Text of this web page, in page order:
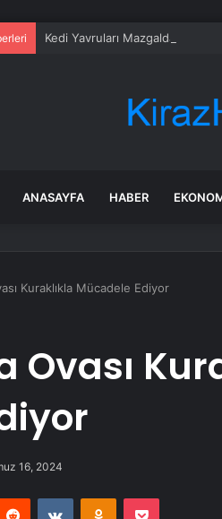
Kedi Yavruları Mazgaldan
ANASAYFA HABER
Kuraklıkla Mücadele Ediyor
Ovası
16, 2024
Reddit VKontakteOdnoklassniki
Pocket